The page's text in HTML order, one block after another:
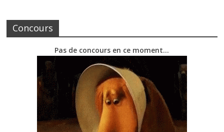
Concours
Pas de concours en ce moment…